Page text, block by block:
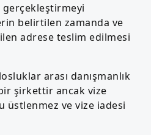
gerçekleştirmeyi
belirtilen zamanda ve
adrese teslim edilmesi
arası danışmanlık
şirkettir ancak vize
ve vize iadesi